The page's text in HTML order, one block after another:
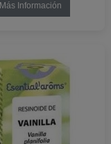
Más Información